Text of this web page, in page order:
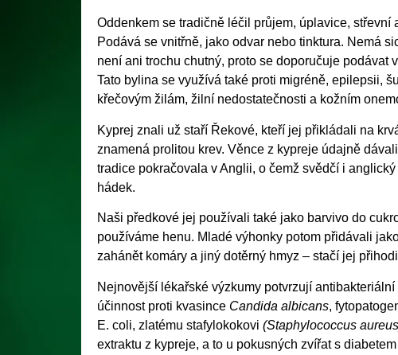
Oddenkem se tradičně léčil průjem, úplavice,
Podává se vnitřně, jako odvar nebo tinktura. Nemá
není ani trochu chutný, proto se doporučuje podávat
Tato bylina se využívá také proti migréně, epilepsii,
křečovým žilám, žilní nedostatečnosti a kožním
Kyprej znali už staří Řekové, kteří jej přikládali na
znamená prolitou krev. Věnce z kypreje údajně
tradice pokračovala v Anglii, o čemž svědčí i
hádek.
Naši předkové jej používali také jako barvivo do
používáme henu. Mladé výhonky potom přidávali
zahánět komáry a jiný dotěrný hmyz – stačí jej
Nejnovější lékařské výzkumy potvrzují
účinnost proti kvasince Candida albicans,
E. coli, zlatému stafylokokovi (Staphylococcus
extraktu z kypreje, a to u pokusných zvířat s